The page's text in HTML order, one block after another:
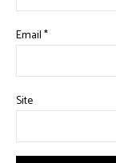
Email*
Site